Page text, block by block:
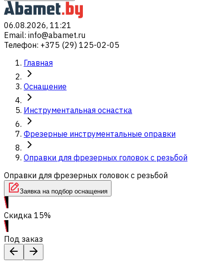
06.08.2026, 11:21
Email: info@abamet.ru
Телефон: +375 (29) 125-02-05
Главная
Оснащение
Инструментальная оснастка
Фрезерные инструментальные оправки
Оправки для фрезерных головок с резьбой
Оправки для фрезерных головок с резьбой
Заявка на подбор оснащения
Скидка 15%
Под заказ